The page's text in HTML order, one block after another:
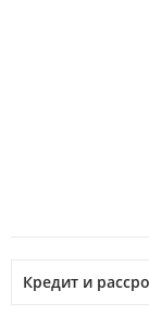
Кредит и